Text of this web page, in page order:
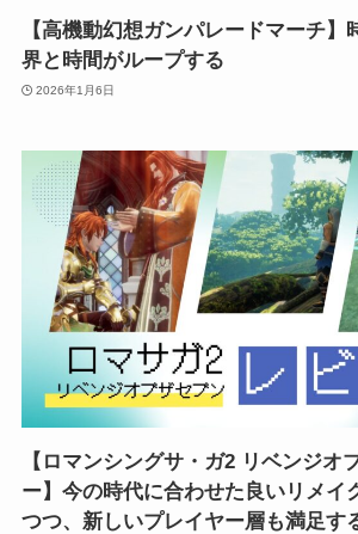
【高機動幻想ガンパレードマーチ】
界と時間がループする
2026年1月6日
【ロマンシングサ・ガ2 リベンジオ
ー】今の時代に合わせた良いリメイ
つつ、新しいプレイヤー層も満足す